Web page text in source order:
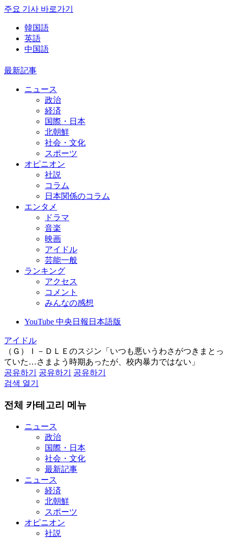
주요 기사 바로가기
韓国語
英語
中国語
最新記事
ニュース
政治
経済
国際・日本
北朝鮮
社会・文化
スポーツ
オピニオン
社説
コラム
日本関係のコラム
エンタメ
ドラマ
音楽
映画
アイドル
芸能一般
ランキング
アクセス
コメント
みんなの感想
YouTube 中央日報日本語版
アイドル
（Ｇ）Ｉ－ＤＬＥのスジン「いつも悪いうわさがつきまとっ
ていた…さまよう時期あったが、校内暴力ではない」
공유하기
공유하기
공유하기
검색 열기
전체 카테고리 메뉴
ニュース
政治
国際・日本
社会・文化
最新記事
ニュース
経済
北朝鮮
スポーツ
オピニオン
社説